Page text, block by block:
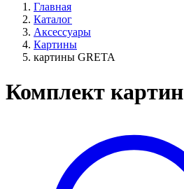
Главная
Каталог
Аксессуары
Картины
картины GRETA
Комплект картин